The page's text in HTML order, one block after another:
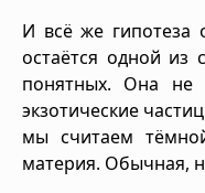
И всё же гипотеза
остаётся одной из
понятных. Она не
экзотические
мы считаем
материя. Обычная,